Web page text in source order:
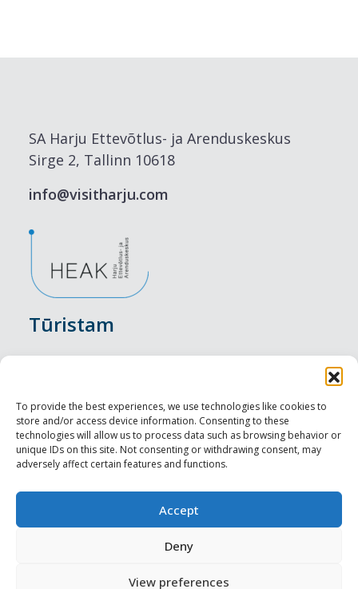
To provide the best experiences, we use technologies like cookies to
store and/or access device information. Consenting to these
technologies will allow us to process data such as browsing behavior or
unique IDs on this site. Not consenting or withdrawing consent, may
adversely affect certain features and functions.
Accept
Deny
View preferences
SA Harju Ettevõtlus- ja Arenduskeskus
Sirge 2, Tallinn 10618
info@visitharju.com
Tūristam
Nakšņošana
Vietas maltītei
Apskates objekti
Profesionāliem